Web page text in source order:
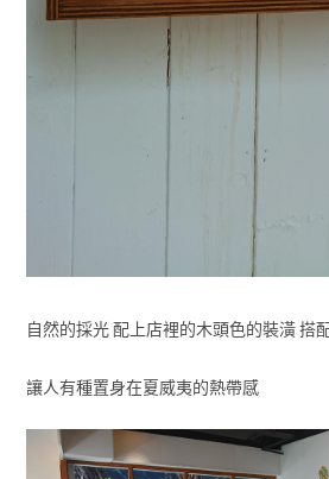
自然的採光 配上店裡的木頭色的裝潢 搭
讓人有種置身在夏威夷的熱帶感